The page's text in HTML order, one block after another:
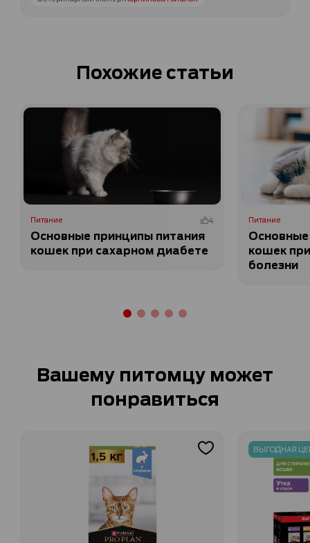
Похожие статьи
Питание 4
Основные принципы питания
кошек при сахарном диабете
Питание
кошек
болезни
Вашему питомцу может
понравиться
ВЫГОДНАЯ